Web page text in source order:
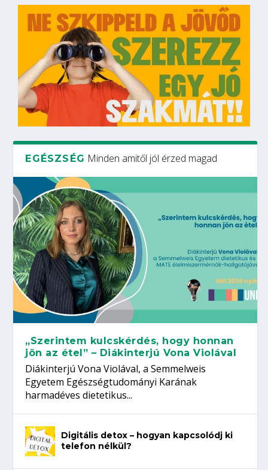
EGÉSZSÉG Minden amitől jól érzed magad
„Szerintem kulcskérdés, hogy honnan
jön az étel” – Diákinterjú Vona Violával
Diákinterjú Vona Violával, a Semmelweis
Egyetem Egészségtudományi Karának
harmadéves dietetikus...
Digitális detox – hogyan kapcsolódj ki
telefon nélkül?